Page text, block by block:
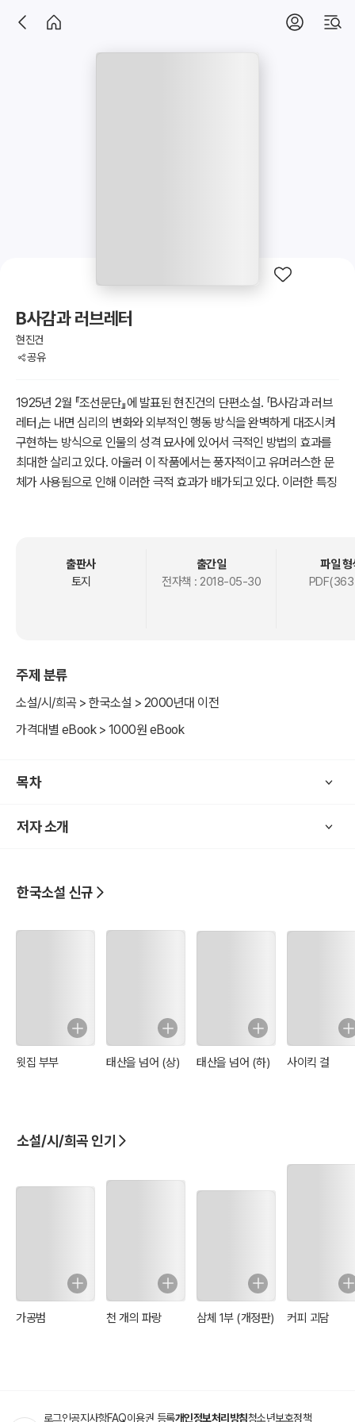
B사감과 러브레터
현진건
공유
1925년 2월 『조선문단』에 발표된 현진건의 단편소설. 「B사감과 러브
레터」는 내면 심리의 변화와 외부적인 행동 방식을 완벽하게 대조시켜
구현하는 방식으로 인물의 성격 묘사에 있어서 극적인 방법의 효과를
최대한 살리고 있다. 아울러 이 작품에서는 풍자적이고 유머러스한 문
체가 사용됨으로 인해 이러한 극적 효과가 배가되고 있다. 이러한 특징
역할을 하고 있다. 그러한 B사감은 기숙사로 ‘러브 레터’가 배달되어
오는 것을 무엇보다도 싫어하며, 그런 편지를 받은 학생을 불러 설교와
들이 모두 잠든 새벽 한 시 경, 난데없이 기숙사에 깔깔대는 웃음소리
와 속살속살 말소리가 새어 흐른다. 이런 일이 며칠이고 반복되자 한
방을 쓰는 세 학생이 그 소리를 따라 갔다가 놀라운 광경을 목격한다.
그 소리는 다름 아닌 B사감이 기숙생들이 잠든 동안 기숙생들에게 배
으로 대입시켜 사랑의 모노드라마를 연출하는 소리였다. 이런 B사감
하는 대화를 나누는 장면에서 소설은 마무리된다. 해학적인 문체와 결
출판사
토지
출간일
전자책 : 2018-05-30
파일 형
PDF(363
주제 분류
소설/시/희곡 > 한국소설 > 2000년대 이전
가격대별 eBook > 1000원 eBook
목차
저자 소개
한국소설 신규
윗집 부부 태산을 넘어 (상) 태산을 넘어 (하) 사이킥 걸
소설/시/희곡 인기
가공범 천 개의 파랑 삼체 1부 (개정판) 커피 괴담
로그인공지사항FAQ이용권 등록개인정보처리방침청소년보호정책